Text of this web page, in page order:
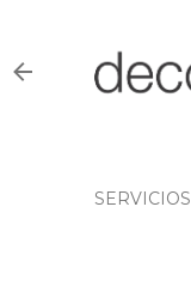
SERVICIOS